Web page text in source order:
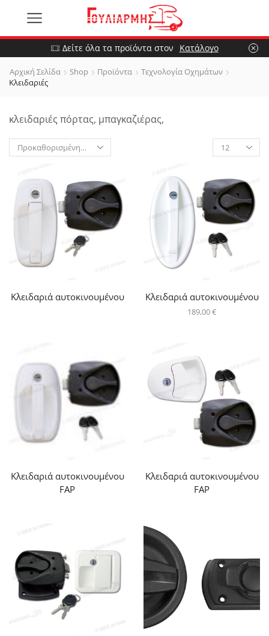
Δείτε όλα τα προϊόντα στον Κατάλογο
Αρχική Σελίδα Shop Προϊόντα
Τεχνολογία Οχημάτων
Κλειδαριές
κλειδαριές πόρτας, μπαγκαζιέρας,
Κλειδαριά αυτοκινουμένου Κλειδαριά αυτοκινουμένου
189,00€
Κλειδαριά αυτοκινουμένου
FAP
Κλειδαριά αυτοκινουμένου
FAP